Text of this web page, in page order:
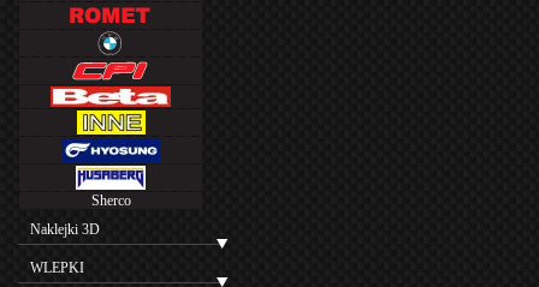
Sherco
Naklejki 3D
WLEPKI